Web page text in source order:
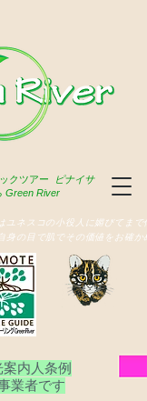
クツアー
ピナイサ
Green River
内人条例
業者です
ネスコの小役人に媚びてまで
の目で肌でその価値をお確か